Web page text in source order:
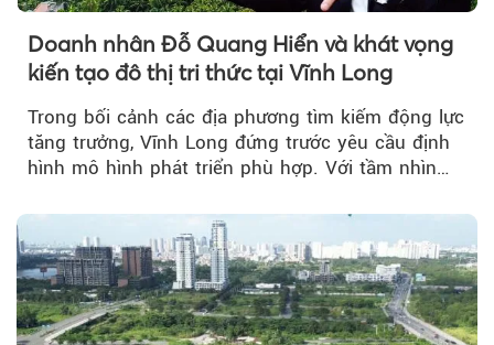
Doanh nhân Đỗ Quang Hiển và khát vọng
kiến tạo đô thị tri thức tại Vĩnh Long
Trong bối cảnh các địa phương tìm kiếm động lực
tăng trưởng, Vĩnh Long đứng trước yêu cầu định
hình mô hình phát triển phù hợp. Với tầm nhìn